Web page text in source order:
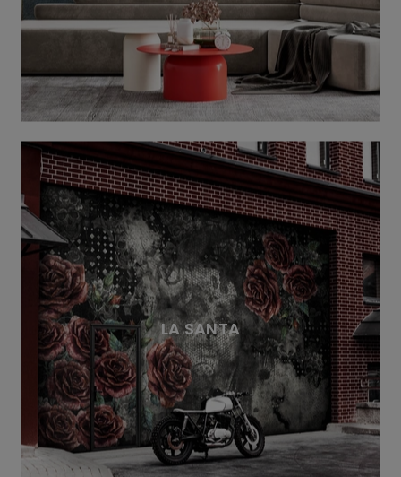
LA SANTA